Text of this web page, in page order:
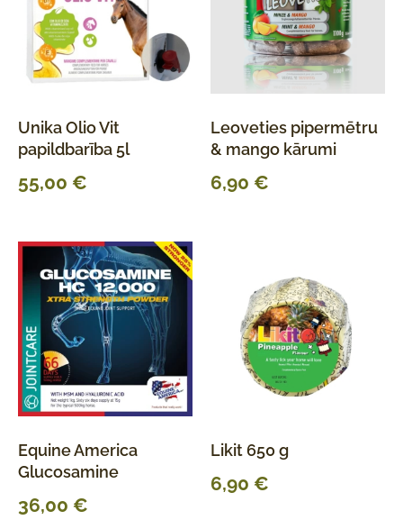
Unika Olio Vit
papildbarība 5l
55,00 €
Leoveties pipermētru
& mango kārumi
6,90 €
Equine America
Glucosamine
36,00 €
Likit 650 g
6,90 €